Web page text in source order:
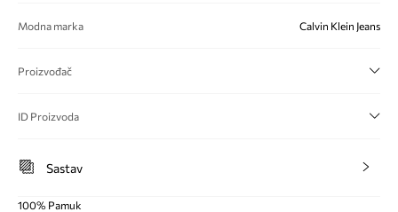
Modna marka Calvin Klein Jeans
Proizvođač
ID Proizvoda
Sastav
100% Pamuk